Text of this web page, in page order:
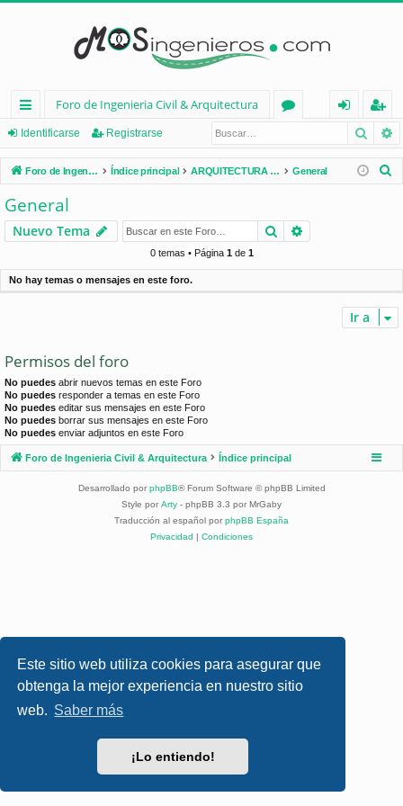
Este sitio web utiliza cookies para asegurar que
obtenga la mejor experiencia en nuestro sitio
web. Saber más
¡Lo entiendo!
nl
ac
es
rá
pi
d
Foro de Ingenieria Civil & Arquitectura
os
nt
ifi
e
eg
ist
ra
Identificarse Registrarse
Foro de Ingenieria Civil & Arquitectura Índice principal ARQUITECTURA (España) General
r
General
Nuevo Tema Buscar
0 temas • Página 1de 1
No hay temas o mensajes en este foro.
Ir a
Permisos del foro
No puedes abrir nuevos temas en este Foro
No puedes responder a temas en este Foro
No puedes editar sus mensajes en este Foro
No puedes borrar sus mensajes en este Foro
No puedes enviar adjuntos en este Foro
Foro de Ingenieria Civil & Arquitectura Índice principal
Desarrollado por phpBB® Forum Software © phpBB Limited
Style por Arty - phpBB 3.3 por MrGaby
Traducción al español por phpBB España
Privacidad | Condiciones